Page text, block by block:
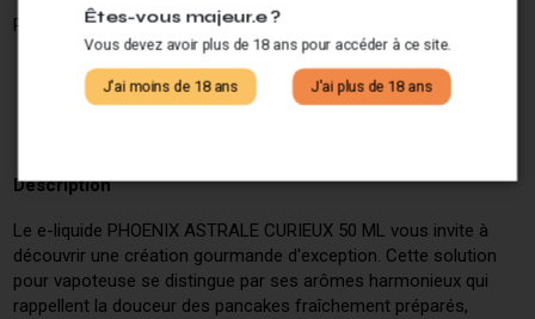
Partagez ce produit :
Description
Le e-liquide PHOENIX ASTRALE CURIEUX 50 ML vous invite à
découvrir une création gourmande d'exception. Cette solution
pour vapoteuse se distingue par ses arômes harmonieux qui
rappellent la douceur des pancakes fraîchement préparés,
Êtes-vous majeur.e ?
Vous devez avoir plus de 18 ans pour accéder à ce site.
J'ai moins de 18 ans J'ai plus de 18 ans